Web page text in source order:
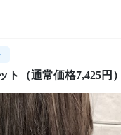
（通常価格7,425円）